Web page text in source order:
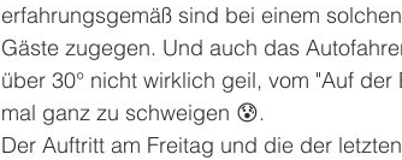
erfahrungsgemäß sind bei einem
Gäste zugegen. Und auch das
über 30° nicht wirklich geil, vom "Auf
mal ganz zu schweigen 😰.
Der Auftritt am Freitag und die der